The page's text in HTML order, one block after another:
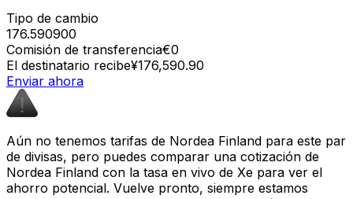
Tipo de cambio
176.590900
Comisión de transferencia€0
El destinatario recibe¥176,590.90
Enviar ahora
Aún no tenemos tarifas de Nordea Finland para este par
de divisas, pero puedes comparar una cotización de
Nordea Finland con la tasa en vivo de Xe para ver el
ahorro potencial. Vuelve pronto, siempre estamos